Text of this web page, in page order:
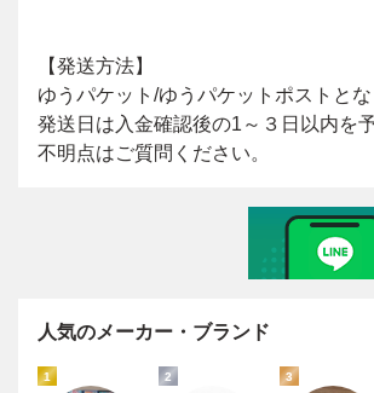
人気のメーカー・ブランド
1 2 3